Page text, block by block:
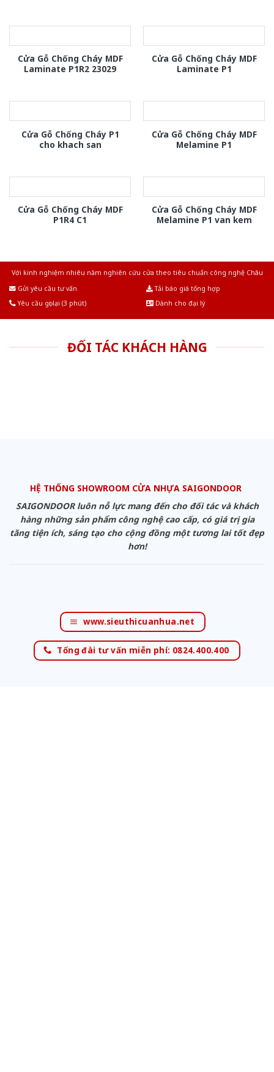
Cửa Gỗ Chống Cháy MDF
Laminate P1R2 23029
Cửa Gỗ Chống Cháy MDF
Laminate P1
Cửa Gỗ Chống Cháy P1
cho khach san
Cửa Gỗ Chống Cháy MDF
Melamine P1
Cửa Gỗ Chống Cháy MDF
P1R4 C1
Cửa Gỗ Chống Cháy MDF
Melamine P1 van kem
Với kinh nghiệm nhiêu năm nghiên cứu cửa theo tiêu chuẩn công nghệ Châu
Gửi yêu cầu tư vấn
Tải báo giá tổng hợp
Yêu cầu gọi lại (3 phút)
Dành cho đại lý
ĐỐI TÁC KHÁCH HÀNG
HỆ THỐNG SHOWROOM CỬA NHỰA SAIGONDOOR
SAIGONDOOR luôn nỗ lực mang đến cho đối tác và khách
hàng những sản phẩm công nghệ cao cấp, có giá trị gia
tăng tiện ích, sáng tạo cho cộng đồng một tương lai tốt đẹp
hơn!
www.sieuthicuanhua.net
Tổng đài tư vấn miễn phí: 0824.400.400